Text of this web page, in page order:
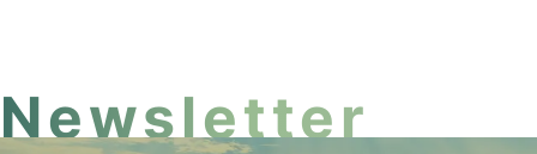
Newsletter